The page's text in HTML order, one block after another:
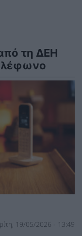
τη ΔΕΗ
19/05/2026 - 13:49